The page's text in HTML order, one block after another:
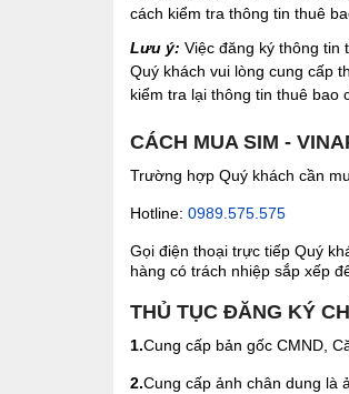
cách kiểm tra thông tin thuê
Lưu ý: Việc đăng ký thông tin
Quý khách vui lòng cung cấp
kiểm tra lại thông tin thuê bao
CÁCH MUA SIM -
Trường hợp Quý khách cần
Hotline: 0989.575.575
Gọi điện thoại trực tiếp Quý
hàng có trách nhiệp sắp xếp
THỦ TỤC ĐĂNG KÝ
1.Cung cấp bản gốc CMND,
2.Cung cấp ảnh chân dung là